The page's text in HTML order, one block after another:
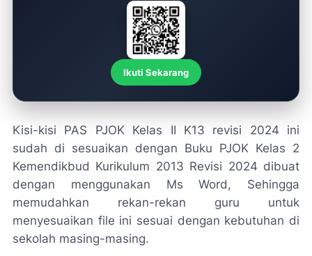
Ikuti Sekarang
Kisi-kisi PAS PJOK Kelas II K13 revisi 2024 ini
sudah di sesuaikan dengan Buku PJOK Kelas 2
Kemendikbud Kurikulum 2013 Revisi 2024 dibuat
dengan menggunakan Ms Word, Sehingga
memudahkan rekan-rekan guru untuk
menyesuaikan file ini sesuai dengan kebutuhan di
sekolah masing-masing.